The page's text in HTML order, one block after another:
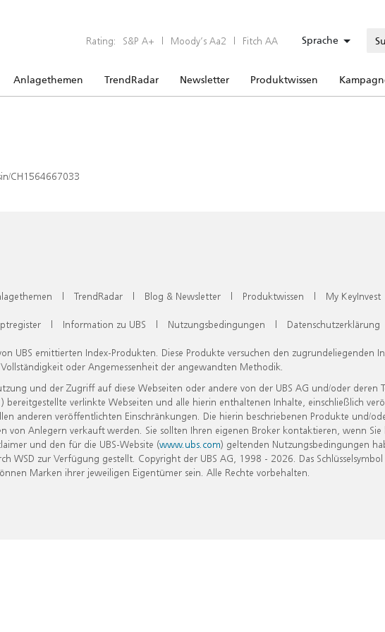
Rating: S&P A+ | Moody’s Aa2 | Fitch AA Sprache
Anlagethemen TrendRadar Newsletter Produktwissen
CH1564667033
| TrendRadar | Blog & Newsletter | Produktwissen | My KeyInvest
| Information zu UBS | Nutzungsbedingungen | Datenschutzerklärung
UBS emittierten Index-Produkten. Diese Produkte versuchen den zugrundeliegenden
oder Angemessenheit der angewandten Methodik.
und der Zugriff auf diese Webseiten oder andere von der UBS AG und/oder deren
verlinkte Webseiten und alle hierin enthaltenen Inhalte, einschließlich
anderen veröffentlichten Einschränkungen. Die hierin beschriebenen Produkte und/
Anlegern verkauft werden. Sie sollten Ihren eigenen Broker kontaktieren, wenn Sie
und den für die UBS-Website (www.ubs.com) geltenden Nutzungsbedingungen
zur Verfügung gestellt. Copyright der UBS AG, 1998 - 2026. Das
Marken ihrer jeweiligen Eigentümer sein. Alle Rechte vorbehalten.